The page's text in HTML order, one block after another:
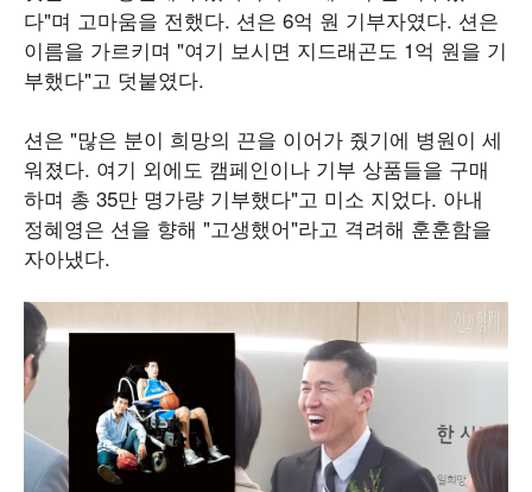
다"며 고마움을 전했다. 션은 6억 원 기부자였다. 션은
이름을 가르키며 "여기 보시면 지드래곤도 1억 원을 기
부했다"고 덧붙였다.
션은 "많은 분이 희망의 끈을 이어가 줬기에 병원이 세
워졌다. 여기 외에도 캠페인이나 기부 상품들을 구매
하며 총 35만 명가량 기부했다"고 미소 지었다. 아내
정혜영은 션을 향해 "고생했어"라고 격려해 훈훈함을
자아냈다.